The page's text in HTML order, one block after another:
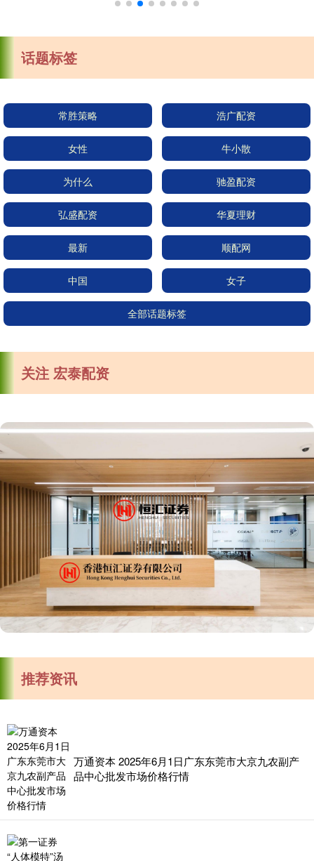
话题标签
常胜策略 浩广配资
女性 牛小散
为什么 驰盈配资
弘盛配资 华夏理财
最新 顺配网
中国 女子
全部话题标签
关注 宏泰配资
推荐资讯
万通资本 2025年6月1日广东东莞市大京九农副产
品中心批发市场价格行情